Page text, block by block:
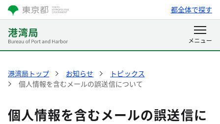
都全体で探す
港湾局トップ お知らせ
トピックス
個人情報を含むメールの誤送信について
個人情報を含むメールの誤送信に